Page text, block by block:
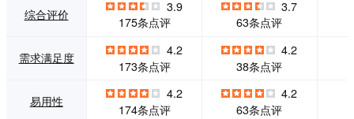
综合评价
3.9
175条点评
3.7
63条点评
需求满足度
4.2
173条点评
4.2
38条点评
易用性
4.2
174条点评
4.2
63条点评